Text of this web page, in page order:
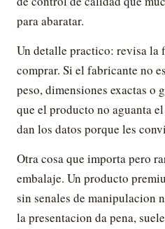
para abaratar.
Un detalle practico: revisa la
comprar. Si el fabricante no
peso, dimensiones exactas o
que el producto no aguanta
dan los datos porque les
Otra cosa que importa pero
embalaje. Un producto
sin senales de manipulacion
la presentacion da pena,